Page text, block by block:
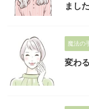
まし
魔法の
変わ